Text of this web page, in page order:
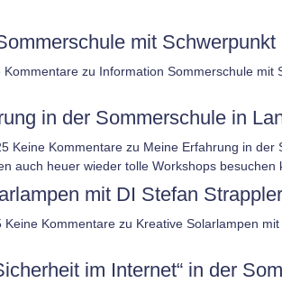
mit
Kommentare zu Information Sommerschule
in der Sommerschule in
Keine Kommentare zu Meine Erfahrung in der
mit DI Stefan
Keine Kommentare zu Kreative Solarlampen
im Internet“ in der